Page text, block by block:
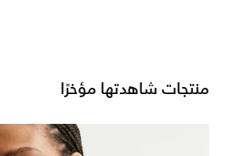
منتجات شاهدتها مؤخرًا